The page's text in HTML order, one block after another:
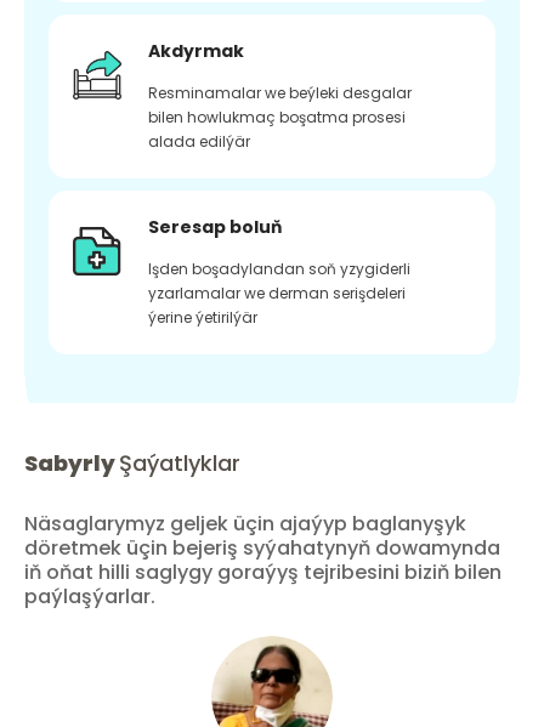
Akdyrmak
Resminamalar we beýleki desgalar
bilen howlukmaç boşatma prosesi
alada edilýär
Seresap boluň
Işden boşadylandan soň yzygiderli
yzarlamalar we derman serişdeleri
ýerine ýetirilýär
SabyrlyŞaýatlyklar
Näsaglarymyz geljek üçin ajaýyp baglanyşyk
döretmek üçin bejeriş syýahatynyň dowamynda
iň oňat hilli saglygy goraýyş tejribesini biziň bilen
paýlaşýarlar.